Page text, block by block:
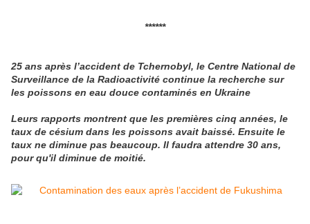
******
25 ans après l’accident de Tchernobyl, le Centre National de
Surveillance de la Radioactivité continue la recherche sur
les poissons en eau douce contaminés en Ukraine
Leurs rapports montrent que les premières cinq années, le
taux de césium dans les poissons avait baissé. Ensuite le
taux ne diminue pas beaucoup. Il faudra attendre 30 ans,
pour qu'il diminue de moitié.